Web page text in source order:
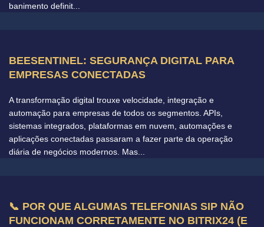
banimento definit...
BEESENTINEL: SEGURANÇA DIGITAL PARA
EMPRESAS CONECTADAS
A transformação digital trouxe velocidade, integração e
automação para empresas de todos os segmentos. APIs,
sistemas integrados, plataformas em nuvem, automações e
aplicações conectadas passaram a fazer parte da operação
diária de negócios modernos. Mas...
📞 POR QUE ALGUMAS TELEFONIAS SIP NÃO
FUNCIONAM CORRETAMENTE NO BITRIX24 (E